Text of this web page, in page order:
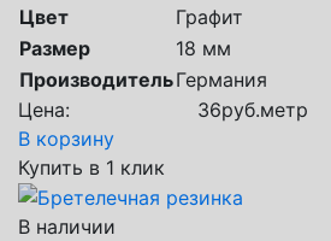
Цвет
Графит
Размер
18 мм
ПроизводительГермания
Цена:
36руб.метр
В корзину
Купить в 1 клик
В наличии